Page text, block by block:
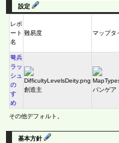
設定
レポ
ート
名
難易度 マップタ
弩兵
ラッ
シュ
の
すゝ
め
創造主 パンゲア
その他デフォルト。
基本方針